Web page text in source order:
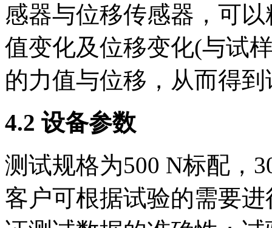
感器与位移传感器，可
值变化及位移变化(与试
的力值与位移，从而得
4.2 设备参数
测试规格为500 N标配，
客户可根据试验的需要